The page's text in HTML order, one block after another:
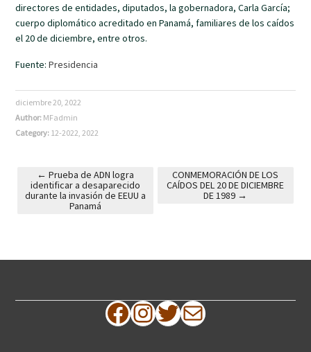
directores de entidades, diputados, la gobernadora, Carla García;
cuerpo diplomático acreditado en Panamá, familiares de los caídos
el 20 de diciembre, entre otros.
Fuente:Presidencia
diciembre 20, 2022
Author: MFadmin
Category: 12-2022,2022
Post navigation
← Prueba de ADN logra
identificar a desaparecido
durante la invasión de EEUU a
Panamá
CONMEMORACIÓN DE LOS
CAÍDOS DEL 20 DE DICIEMBRE
DE 1989 →
Facebook
Instagram
Twitter
Correo electrónico